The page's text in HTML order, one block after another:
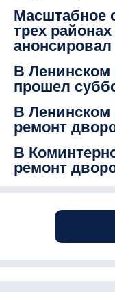
Масштабное
трех районах
В Ленинском
прошел
В Ленинском
ремонт
В
ремонт